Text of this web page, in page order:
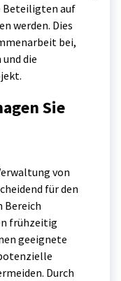
Beteiligten auf
werden. Dies
bei,
die
Sie
von
für den
Bereich
frühzeitig
geeignete
Durch